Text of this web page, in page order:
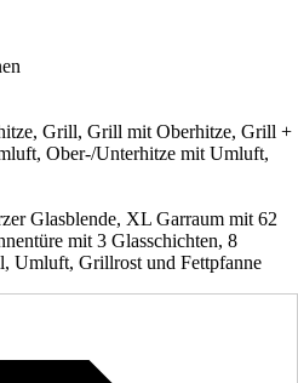
Grill, Grill mit Oberhitze, Grill +
Ober-/Unterhitze mit Umluft,
Glasblende, XL Garraum mit 62
mit 3 Glasschichten, 8
Umluft, Grillrost und Fettpfanne